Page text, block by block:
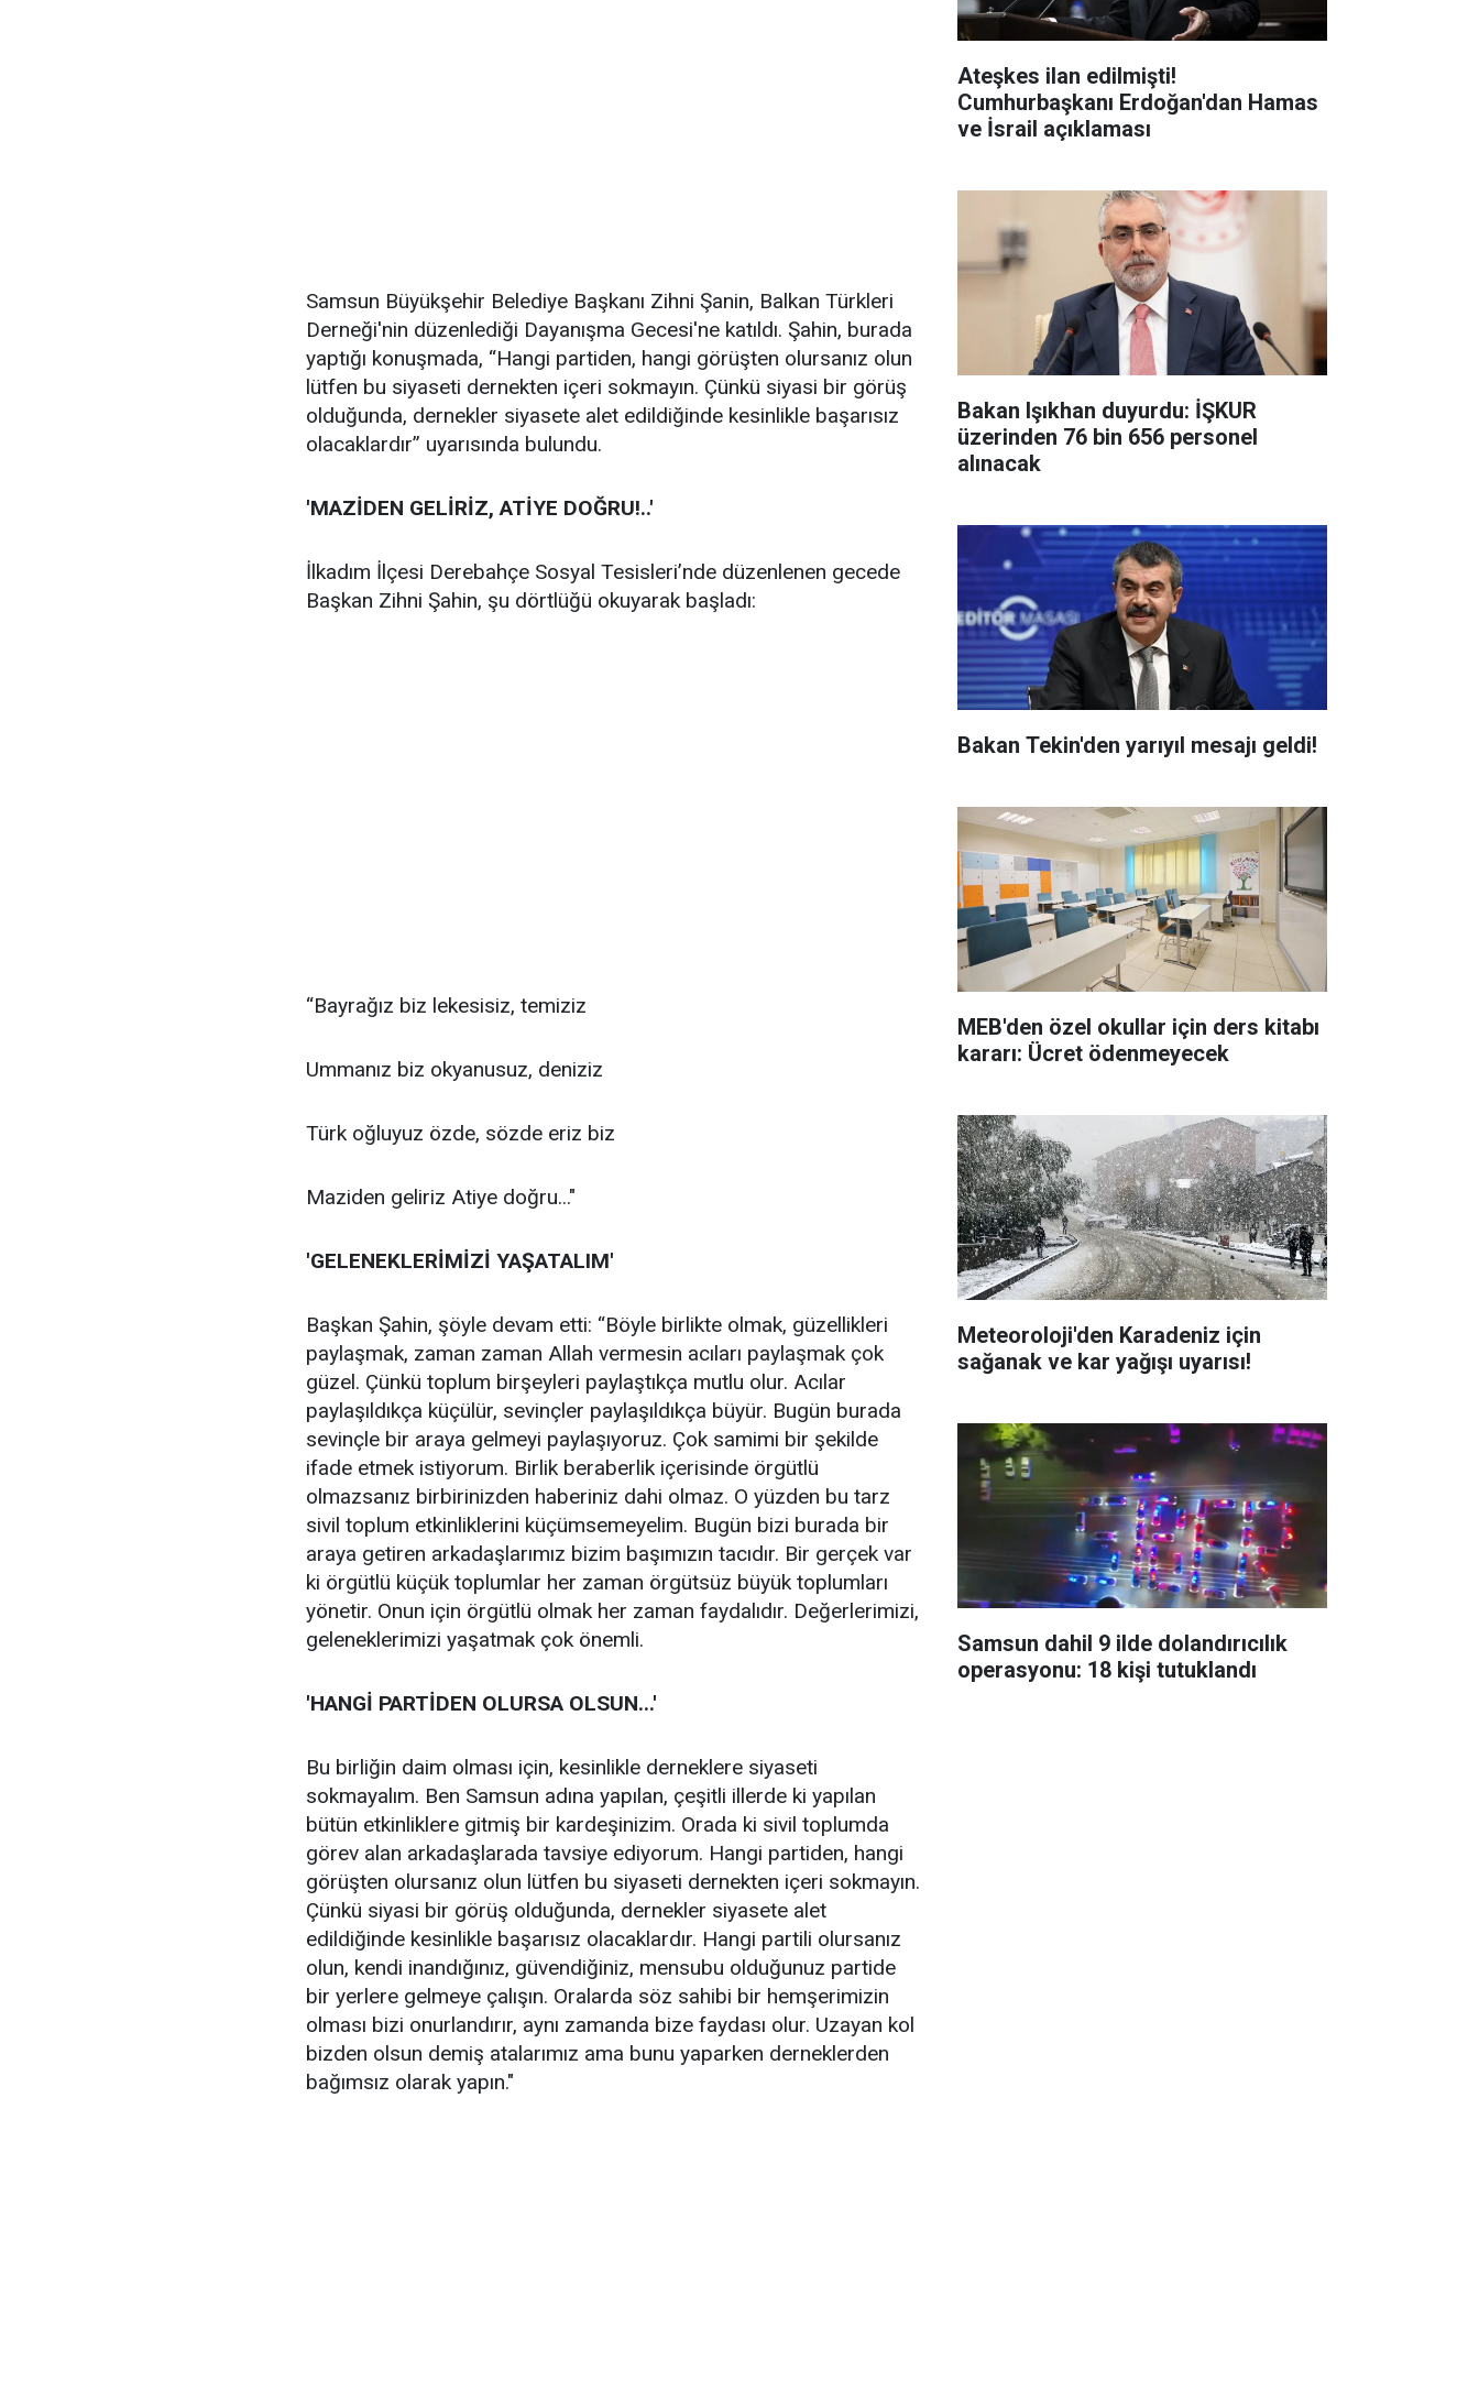
Samsun Büyükşehir Belediye Başkanı Zihni Şanin, Balkan Türkleri
Derneği'nin düzenlediği Dayanışma Gecesi'ne katıldı. Şahin, burada
yaptığı konuşmada, “Hangi partiden, hangi görüşten olursanız olun
lütfen bu siyaseti dernekten içeri sokmayın. Çünkü siyasi bir görüş
olduğunda, dernekler siyasete alet edildiğinde kesinlikle başarısız
olacaklardır” uyarısında bulundu.
'MAZİDEN GELİRİZ, ATİYE DOĞRU!..'
İlkadım İlçesi Derebahçe Sosyal Tesisleri’nde düzenlenen gecede
Başkan Zihni Şahin, şu dörtlüğü okuyarak başladı:
“Bayrağız biz lekesisiz, temiziz
Ummanız biz okyanusuz, deniziz
Türk oğluyuz özde, sözde eriz biz
Maziden geliriz Atiye doğru..."
'GELENEKLERİMİZİ YAŞATALIM'
Başkan Şahin, şöyle devam etti: “Böyle birlikte olmak, güzellikleri
paylaşmak, zaman zaman Allah vermesin acıları paylaşmak çok
güzel. Çünkü toplum birşeyleri paylaştıkça mutlu olur. Acılar
paylaşıldıkça küçülür, sevinçler paylaşıldıkça büyür. Bugün burada
sevinçle bir araya gelmeyi paylaşıyoruz. Çok samimi bir şekilde
ifade etmek istiyorum. Birlik beraberlik içerisinde örgütlü
olmazsanız birbirinizden haberiniz dahi olmaz. O yüzden bu tarz
sivil toplum etkinliklerini küçümsemeyelim. Bugün bizi burada bir
araya getiren arkadaşlarımız bizim başımızın tacıdır. Bir gerçek var
ki örgütlü küçük toplumlar her zaman örgütsüz büyük toplumları
yönetir. Onun için örgütlü olmak her zaman faydalıdır. Değerlerimizi,
geleneklerimizi yaşatmak çok önemli.
'HANGİ PARTİDEN OLURSA OLSUN...'
Bu birliğin daim olması için, kesinlikle derneklere siyaseti
sokmayalım. Ben Samsun adına yapılan, çeşitli illerde ki yapılan
bütün etkinliklere gitmiş bir kardeşinizim. Orada ki sivil toplumda
görev alan arkadaşlarada tavsiye ediyorum. Hangi partiden, hangi
görüşten olursanız olun lütfen bu siyaseti dernekten içeri sokmayın.
Çünkü siyasi bir görüş olduğunda, dernekler siyasete alet
edildiğinde kesinlikle başarısız olacaklardır. Hangi partili olursanız
olun, kendi inandığınız, güvendiğiniz, mensubu olduğunuz partide
bir yerlere gelmeye çalışın. Oralarda söz sahibi bir hemşerimizin
olması bizi onurlandırır, aynı zamanda bize faydası olur. Uzayan kol
bizden olsun demiş atalarımız ama bunu yaparken derneklerden
bağımsız olarak yapın."
Ateşkes ilan edilmişti!
Cumhurbaşkanı Erdoğan'dan Hamas
ve İsrail açıklaması
Bakan Işıkhan duyurdu: İŞKUR
üzerinden 76 bin 656 personel
alınacak
Bakan Tekin'den yarıyıl mesajı geldi!
MEB'den özel okullar için ders kitabı
kararı: Ücret ödenmeyecek
Meteoroloji'den Karadeniz için
sağanak ve kar yağışı uyarısı!
Samsun dahil 9 ilde dolandırıcılık
operasyonu: 18 kişi tutuklandı